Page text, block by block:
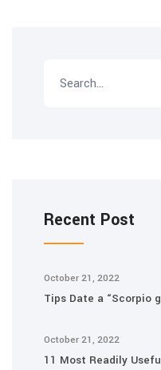
Recent Post
October 21, 2022
Tips Date a “Scorpio
October 21, 2022
11 Most Readily